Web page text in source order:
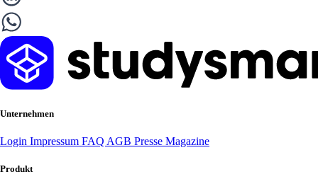
Unternehmen
Login Impressum FAQ AGB Presse Magazine
Produkt